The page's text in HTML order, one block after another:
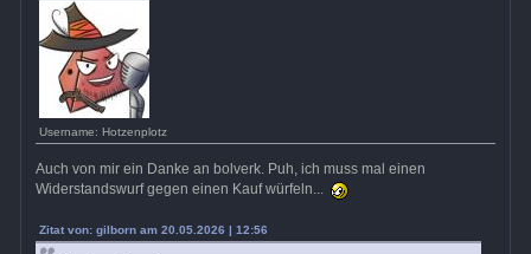
Username: Hotzenplotz
Auch von mir ein Danke an bolverk. Puh, ich muss mal einen
Widerstandswurf gegen einen Kauf würfeln...
Zitat von: gilborn am 20.05.2026 | 12:56